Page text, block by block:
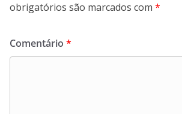
obrigatórios são marcados com *
Comentário *